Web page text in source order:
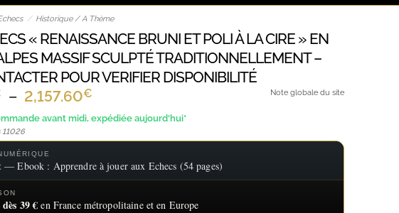
/ Historique / A Thème
« RENAISSANCE BRUNI ET POLI À LA CIRE » EN
MASSIF SCULPTÉ TRADITIONNELLEMENT –
POUR VERIFIER DISPONIBILITÉ
– 2,157.60€
de
à
avant midi, expédiée aujourd'hui*
11026
Note globale du site
— Ebook : Apprendre à jouer aux Echecs (54 pages)
39 € en France métropolitaine et en Europe